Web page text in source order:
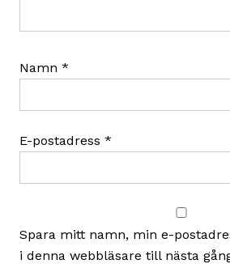
Namn *
E-postadress *
Spara mitt namn, min e-
i denna webbläsare till nästa